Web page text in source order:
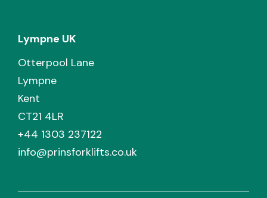
Lympne UK
Otterpool Lane
Lympne
Kent
CT21 4LR
+44 1303 237122
info@prinsforklifts.co.uk